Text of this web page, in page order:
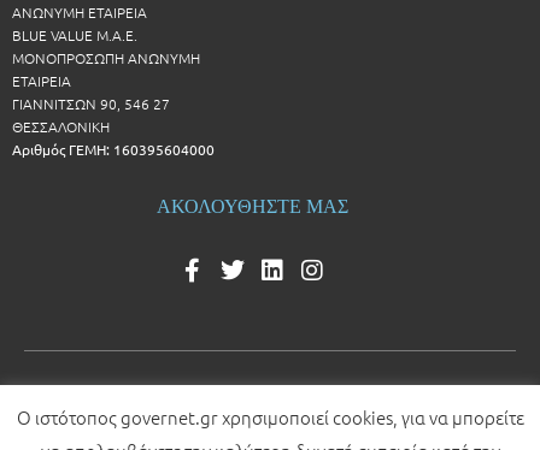
ΑΝΩΝΥΜΗ ΕΤΑΙΡΕΙΑ
BLUE VALUE Μ.Α.Ε.
ΜΟΝΟΠΡΟΣΩΠΗ ΑΝΩΝΥΜΗ
ΕΤΑΙΡΕΙΑ
ΓΙΑΝΝΙΤΣΩΝ 90, 546 27
ΘΕΣΣΑΛΟΝΙΚΗ
Αριθμός ΓΕΜΗ: 160395604000
ΑΚΟΛΟΥΘΗΣΤΕ ΜΑΣ
© 2026 All rights reserved
Ο ιστότοπος governet.gr χρησιμοποιεί cookies, για να μπορείτε